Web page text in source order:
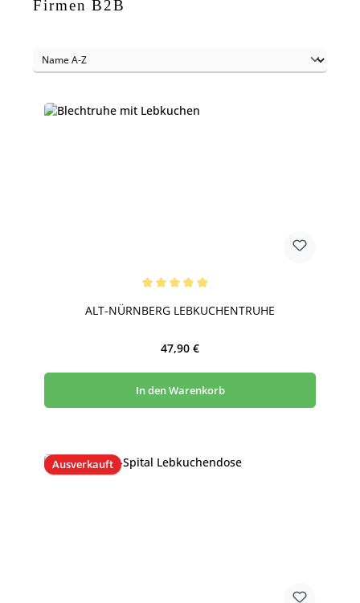
Firmen B2B
ALT-NÜRNBERG LEBKUCHENTRUHE
Regulärer Preis:
47,90 €
In den Warenkorb
Ausverkauft